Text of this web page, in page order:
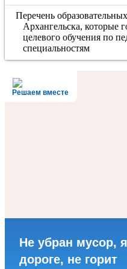
Перечень
Архангельска, которые
целевого обучения по
специальностям
Решаем вместе
Не убран мусор,
дороге, не горит